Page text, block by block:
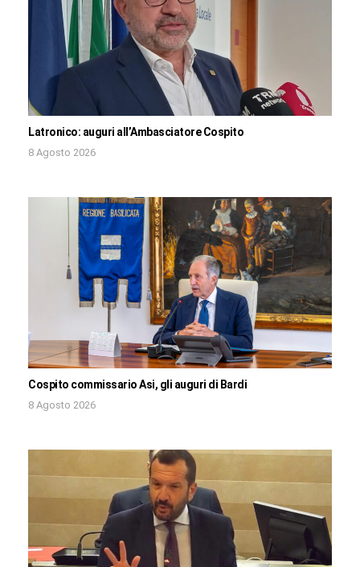
Latronico: auguri all’Ambasciatore Cospito
8 Agosto 2026
Cospito commissario Asi, gli auguri di Bardi
8 Agosto 2026